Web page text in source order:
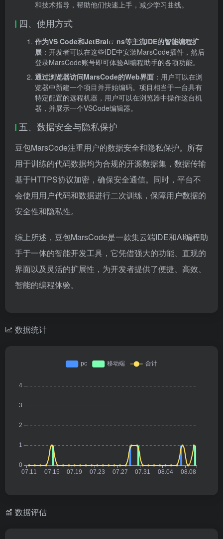
和技术指导，帮助他们快速上手，减少学习曲线。
四、使用方式
作为VS Code和JetBrai
ns等主流IDE的智能编程扩
展 ：开发者可以在这些IDE中安装MarsCode插件，然后
登录MarsCode账号即可体验AI编程助手的各项功能。
通过浏览器访问MarsCode的Web界面 ：用户可以在浏
览器中新建一个项目并开始编码。项目相当于一台具有
特定配置的远程机器，用户可以在浏览器中操作这台机
器，并展示一个VSCode编辑器。
五、数据安全与隐私保护
豆包MarsCode注重用户的数据安全和隐私保护。所有
用于训练的代码数据均为合规的开源数据集，数据传输
基于HTTPS协议加密，确保安全通信。同时，平台不
会使用用户代码和数据进行二次训练，保障用户数据的
安全性和隐私性。
综上所述，豆包MarsCode是一款集云端IDE和AI编程助
手于一体的智能开发工具，它凭借强大的功能、直观的
界面以及灵活的扩展性，为开发者提供了便捷、高效、
智能的编程体验。
数据统计
数据评估